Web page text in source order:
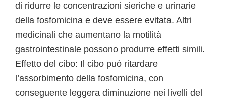
di ridurre le concentrazioni sieriche e urinarie
della fosfomicina e deve essere evitata. Altri
medicinali che aumentano la motilità
gastrointestinale possono produrre effetti simili.
Effetto del cibo: Il cibo può ritardare
l’assorbimento della fosfomicina, con
conseguente leggera diminuzione nei livelli del